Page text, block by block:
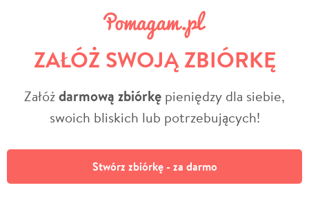
ZAŁÓŻ SWOJĄ ZBIÓRKĘ
Załóżdarmową zbiórkę pieniędzy dla siebie,
swoich bliskich lub potrzebujących!
Stwórz zbiórkę - za darmo